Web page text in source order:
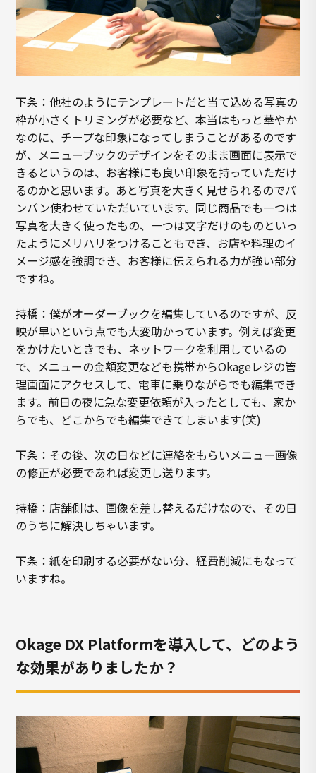
下条：他社のようにテンプレートだと当て込める写真の
枠が小さくトリミングが必要など、本当はもっと華やか
なのに、チープな印象になってしまうことがあるのです
が、メニューブックのデザインをそのまま画面に表示で
きるというのは、お客様にも良い印象を持っていただけ
るのかと思います。あと写真を大きく見せられるのでバ
ンバン使わせていただいています。同じ商品でも一つは
写真を大きく使ったもの、一つは文字だけのものといっ
たようにメリハリをつけることもでき、お店や料理のイ
メージ感を強調でき、お客様に伝えられる力が強い部分
ですね。
持橋：僕がオーダーブックを編集しているのですが、反
映が早いという点でも大変助かっています。例えば変更
をかけたいときでも、ネットワークを利用しているの
で、メニューの金額変更なども携帯からOkageレジの管
理画面にアクセスして、電車に乗りながらでも編集でき
ます。前日の夜に急な変更依頼が入ったとしても、家か
らでも、どこからでも編集できてしまいます(笑)
下条：その後、次の日などに連絡をもらいメニュー画像
の修正が必要であれば変更し送ります。
持橋：店舗側は、画像を差し替えるだけなので、その日
のうちに解決しちゃいます。
下条：紙を印刷する必要がない分、経費削減にもなって
いますね。
Okage DX Platformを導入して、どのよう
な効果がありましたか？